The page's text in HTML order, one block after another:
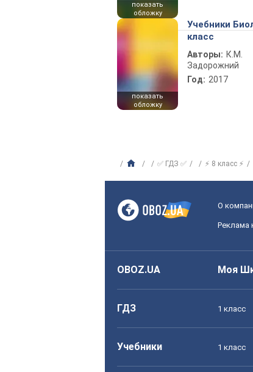
показать
обложку
показать
обложку
Учебники
класс
Авторы: К.М.
Задорожний
Год: 2017
✅ ГДЗ ✅ ⚡ 8 класс ⚡
О
Реклама
OBOZ.UA Моя
ГДЗ 1 класс
Учебники 1 класс